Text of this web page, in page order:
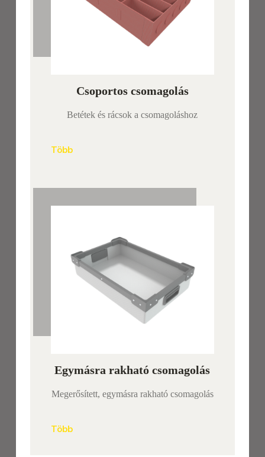
Csoportos csomagolás
Betétek és rácsok a csomagoláshoz
Több
Egymásra rakható csomagolás
Megerősített, egymásra rakható csomagolás
Több